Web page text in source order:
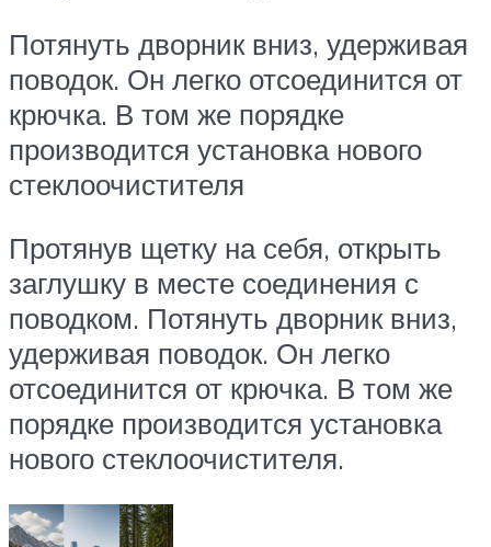
Потянуть дворник вниз, удерживая
поводок. Он легко отсоединится от
крючка. В том же порядке
производится установка нового
стеклоочистителя
Протянув щетку на себя, открыть
заглушку в месте соединения с
поводком. Потянуть дворник вниз,
удерживая поводок. Он легко
отсоединится от крючка. В том же
порядке производится установка
нового стеклоочистителя.